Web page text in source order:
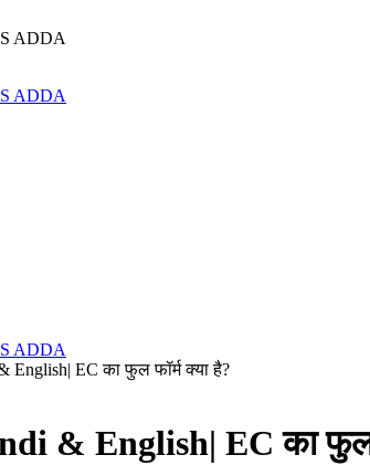
EC का फुल फॉर्म क्या है?
& English| EC का फुल